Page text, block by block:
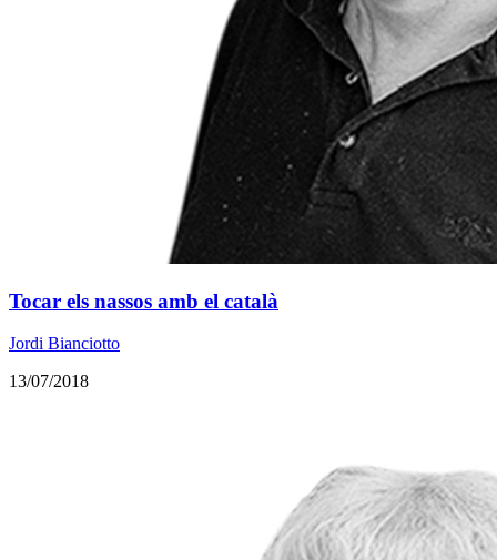
Tocar els nassos amb el català
Jordi Bianciotto
13/07/2018